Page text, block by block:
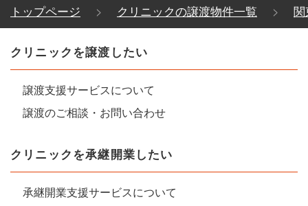
トップページ クリニックの譲渡物件一覧
クリニックを譲渡したい
譲渡支援サービスについて
譲渡のご相談・お問い合わせ
クリニックを承継開業したい
承継開業支援サービスについて